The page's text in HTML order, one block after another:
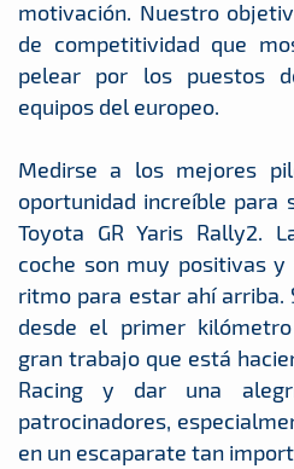
motivación. Nuestro
de competitividad que
pelear por los puestos
equipos del europeo.
Medirse a los mejores
oportunidad increíble para
Toyota GR Yaris Rally2.
coche son muy positivas
ritmo para estar ahí arriba.
desde el primer
gran trabajo que está
Racing y dar una
patrocinadores,
en un escaparate tan